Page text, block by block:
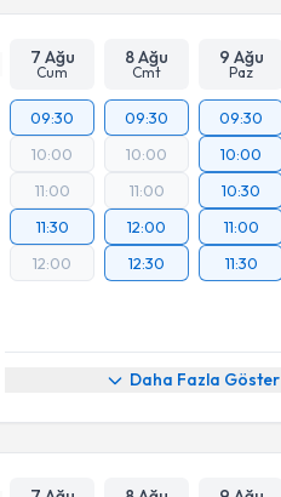
7 Ağu
Cum
8 Ağu
Cmt
9 Ağu
Paz
09:30
10:00
11:00
11:30
12:00
09:30
10:00
11:00
12:00
12:30
09:30
10:00
10:30
11:00
11:30
Daha Fazla Göster